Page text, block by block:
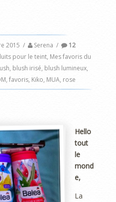
2015 / Serena /
12
pour le teint, Mes favoris du
, blush irisé, blush lumineux,
, favoris, Kiko, MUA, rose
Hello
tout
le
mond
e,
La